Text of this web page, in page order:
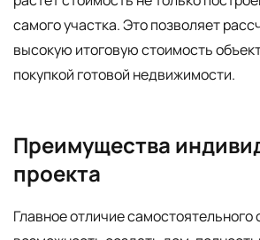
самого участка. Это позволяет
высокую итоговую стоимость
покупкой готовой недвижимости.
Преимущества
проекта
Главное отличие самостоятельного